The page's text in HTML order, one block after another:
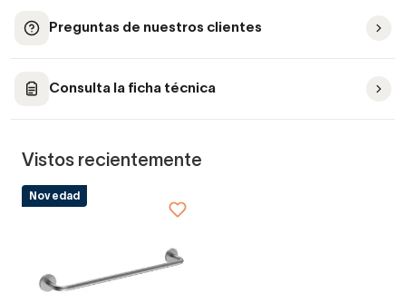
Preguntas de nuestros clientes
Consulta la ficha técnica
Vistos recientemente
Novedad